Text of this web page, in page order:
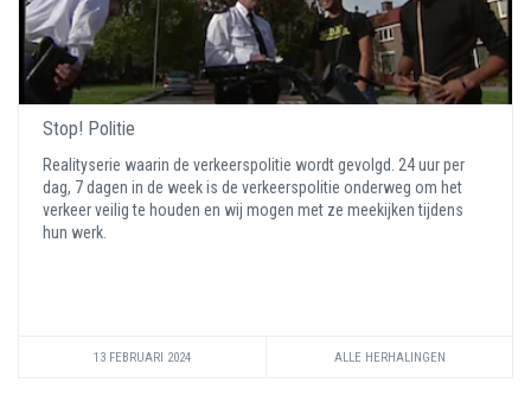
Stop! Politie
Realityserie waarin de verkeerspolitie wordt gevolgd. 24 uur per
dag, 7 dagen in de week is de verkeerspolitie onderweg om het
verkeer veilig te houden en wij mogen met ze meekijken tijdens
hun werk.
13 FEBRUARI 2024 ALLE HERHALINGEN